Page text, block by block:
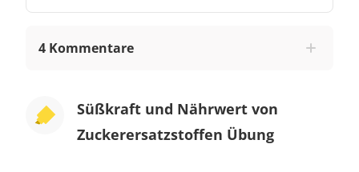
Schauen wir uns dazu einige Breiche an, in
haben kann. Häufiger Verzehr von Saccharose
Bakterien im Mund ernähren sich von diesem
Zucker und scheiden dann organische Säuren
aus, die den Zahnschmelz angreifen und Löcher
4 Kommentare
Süßkraft und Nährwert von
Zuckerersatzstoffen Übung